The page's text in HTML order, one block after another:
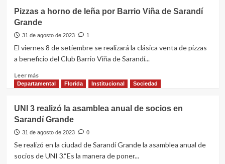
organizada
por
Club
de
Grande
Pizzas a horno de leña por Barrio Viña de Sarandí
Grande
31 de agosto de 2023 1
El viernes 8 de setiembre se realizará la clásica venta de pizzas
a beneficio del Club Barrio Viña de Sarandí...
Leer másLeer
más
a
horno
de
leña
Barrio
Departamental Florida Institucional Sociedad
UNI 3 realizó la asamblea anual de socios en
Sarandí Grande
31 de agosto de 2023 0
Se realizó en la ciudad de Sarandí Grande la asamblea anual de
socios de UNI 3.“Es la manera de poner...